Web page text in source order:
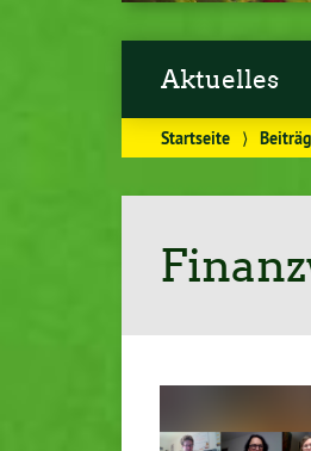
Aktuelles
Startseite ⟩